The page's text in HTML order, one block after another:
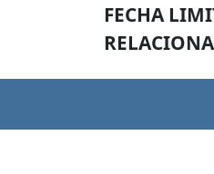
FECHA